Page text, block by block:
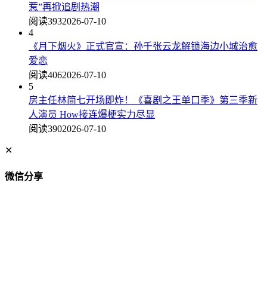
惹”再掀追剧热潮
阅读3932026-07-10
4
《月下烟火》正式官宣：孙千张云龙解锁海边小城治愈
爱恋
阅读4062026-07-10
5
房主任林简七开场即炸！《喜剧之王单口季》第三季新
人演员 How接连爆梗实力尽显
阅读3902026-07-10
✕
微信分享